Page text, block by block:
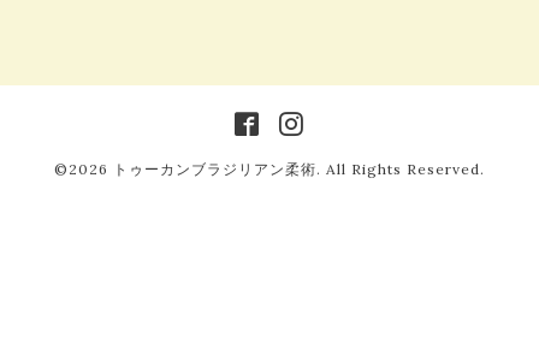
©2026 トゥーカンブラジリアン柔術. All Rights Reserved.